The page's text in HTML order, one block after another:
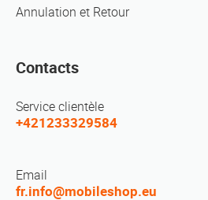
Annulation et Retour
Contacts
Service clientèle
+421233329584
Email
fr.info@mobileshop.eu